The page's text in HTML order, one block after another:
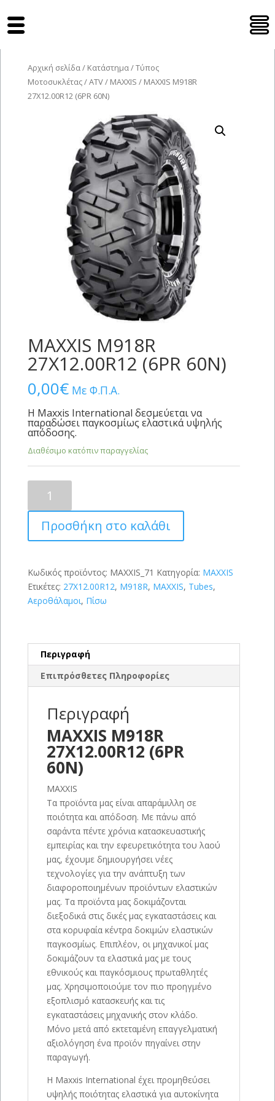
Αρχική σελίδα/ Κατάστημα/Τύπος
Μοτοσυκλέτας/ATV/ MAXXIS / MAXXIS M918R
27X12.00R12 (6PR 60Ν)
MAXXIS M918R
27X12.00R12 (6PR 60Ν)
0,00€ Με Φ.Π.Α.
Η Maxxis International δεσμεύεται να
παραδώσει παγκοσμίως ελαστικά υψηλής
απόδοσης.
Διαθέσιμο κατόπιν παραγγελίας
M918R
27X12.00R12
(6PR
60Ν)
Προσθήκη στο καλάθι
Κωδικός προϊόντος: MAXXIS_71 Κατηγορία: MAXXIS
Ετικέτες: 27X12.00R12, M918R, MAXXIS, Tubes,
Αεροθάλαμοι, Πίσω
Περιγραφή
Επιπρόσθετες Πληροφορίες
Περιγραφή
MAXXIS M918R
27X12.00R12 (6PR
60Ν)
MAXXIS
Τα προϊόντα μας είναι απαράμιλλη σε
ποιότητα και απόδοση. Με πάνω από
σαράντα πέντε χρόνια κατασκευαστικής
εμπειρίας και την εφευρετικότητα του λαού
μας, έχουμε δημιουργήσει νέες
τεχνολογίες για την ανάπτυξη των
διαφοροποιημένων προϊόντων ελαστικών
μας. Τα προϊόντα μας δοκιμάζονται
διεξοδικά στις δικές μας εγκαταστάσεις και
στα κορυφαία κέντρα δοκιμών ελαστικών
παγκοσμίως. Επιπλέον, οι μηχανικοί μας
δοκιμάζουν τα ελαστικά μας με τους
εθνικούς και παγκόσμιους πρωταθλητές
μας. Χρησιμοποιούμε τον πιο προηγμένο
εξοπλισμό κατασκευής και τις
εγκαταστάσεις μηχανικής στον κλάδο.
Μόνο μετά από εκτεταμένη επαγγελματική
αξιολόγηση ένα προϊόν πηγαίνει στην
παραγωγή.
Η Maxxis International έχει προμηθεύσει
υψηλής ποιότητας ελαστικά για αυτοκίνητα